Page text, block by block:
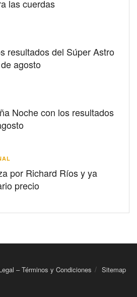
las cuerdas
resultados del Súper Astro
agosto
Noche con los resultados
por Richard Ríos y ya
precio
– Términos y Condiciones Sitemap